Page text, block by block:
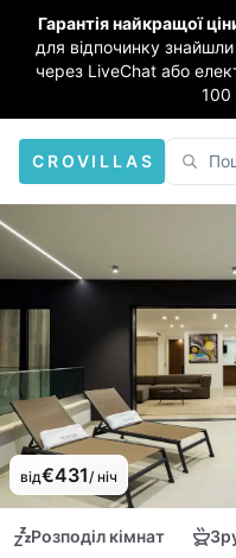
Гарантія найкращої
для відпочинку
через LiveChat або
100
CROVILLAS
від€431/ ніч
Розподіл кімнат